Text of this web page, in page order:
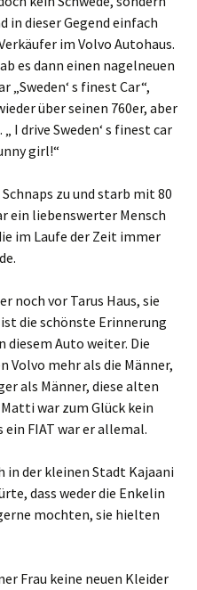
in dieser Gegend einfach
im Volvo Autohaus.
es dann einen nagelneuen
„Sweden‘ s finest Car“,
über seinen 760er, aber
I drive Sweden‘ s finest car
girl!“
zu und starb mit 80
ein liebenswerter Mensch
im Laufe der Zeit immer
noch vor Tarus Haus, sie
die schönste Erinnerung
diesem Auto weiter. Die
Volvo mehr als die Männer,
als Männer, diese alten
war zum Glück kein
ein FIAT war er allemal.
in der kleinen Stadt Kajaani
dass weder die Enkelin
mochten, sie hielten
Frau keine neuen Kleider